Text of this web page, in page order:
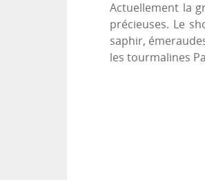
Actuellement la
précieuses. Le
saphir,
les tourmalines